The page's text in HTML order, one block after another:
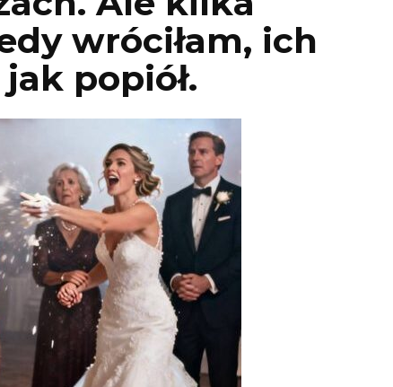
wróciłam, ich
popiół.